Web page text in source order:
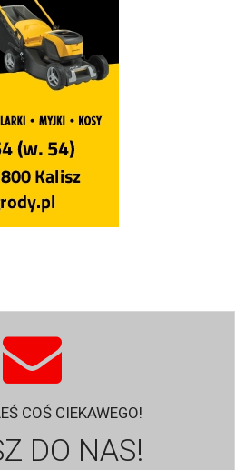
COŚ CIEKAWEGO!
DO NAS!